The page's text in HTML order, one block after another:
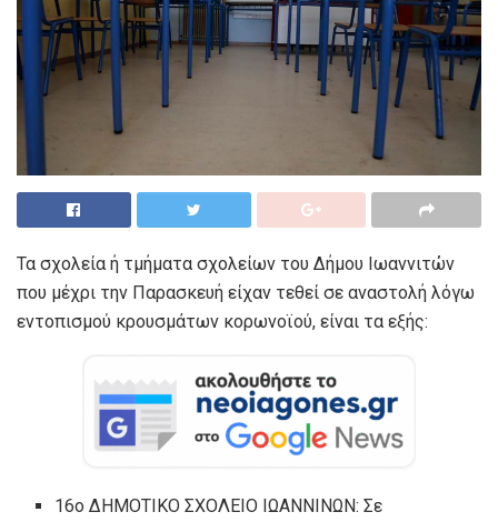
Τα σχολεία ή τμήματα σχολείων του Δήμου Ιωαννιτών
που μέχρι την Παρασκευή είχαν τεθεί σε αναστολή λόγω
εντοπισμού κρουσμάτων κορωνοϊού, είναι τα εξής:
16ο ΔΗΜΟΤΙΚΟ ΣΧΟΛΕΙΟ ΙΩΑΝΝΙΝΩΝ: Σε